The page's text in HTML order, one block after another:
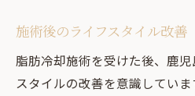
施術後のライフスタイル改善
脂肪冷却施術を受けた後、鹿
スタイルの改善を意識してい